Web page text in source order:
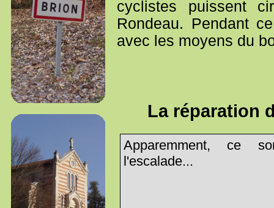
cyclistes puissent
Rondeau. Pendant
avec les moyens du
La réparation
Apparemment, ce
l'escalade...